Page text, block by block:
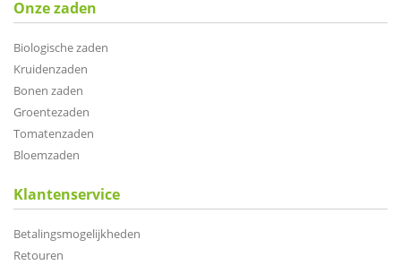
Onze zaden
Biologische zaden
Kruidenzaden
Bonen zaden
Groentezaden
Tomatenzaden
Bloemzaden
Klantenservice
Betalingsmogelijkheden
Retouren